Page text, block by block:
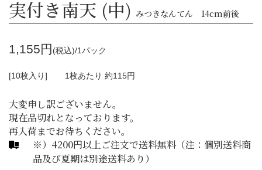
実付き南天 (中) みつきなんてん 14cm前後
1,155円 (税込)/1パック
[10枚入り] 1枚あたり 約115円
大変申し訳ございません。
現在品切れとなっております。
再入荷までお待ちください。
※）4200円以上ご注文で送料無料（注：個別送料商
品及び夏期は別途送料あり）